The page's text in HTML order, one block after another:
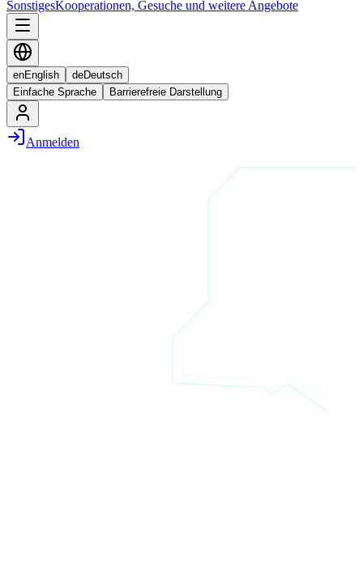
SonstigesKooperationen, Gesuche und weitere Angebote
enEnglish deDeutsch
Einfache Sprache
Barrierefreie Darstellung
Anmelden